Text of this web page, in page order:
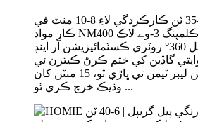
ايڪسيويٽر رينج 6-35 ٽن ڪارڪردگي لاءِ 8-10 منٽ في
ڪار مواد NM400 ويئر-مزاحمتي ڪلمپنگ 3-وے لاڪ
آرمز بریکٹ مڪمل 360° روٽري ڪسٽمائيزيشن آر اينڊ
گاڏين کي ختم ڪرڻ ڪيترن ئي
اوزارن ۽ وڏين ليبر ٽيمن تي ڀاڙي ٿو، 15 منٽن کان
وڌيڪ خرچ ڪري ٿو ...